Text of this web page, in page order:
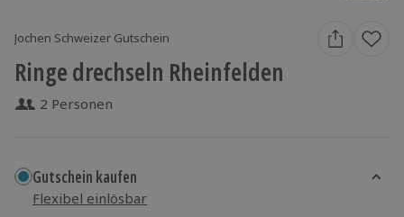
Jochen Schweizer Gutschein
Ringe drechseln Rheinfelden
2 Personen
Gutschein kaufen
Flexibel einlösbar